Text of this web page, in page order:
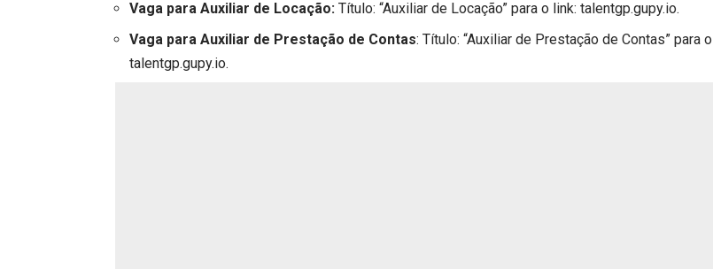
Vaga para Auxiliar de Locação: Título: “Auxiliar de Locação” para o link: talentgp.gupy.io.
Vaga para Auxiliar de Prestação de Contas: Título: “Auxiliar de Prestação de Contas” para o
talentgp.gupy.io.